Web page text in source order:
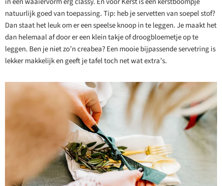
natuurlijk goed van toepassing. Tip: heb je servetten van soepel stof?
Dan staat het leuk om er een speelse knoop in te leggen. Je maakt het
dan helemaal af door er een klein takje of droogbloemetje op te
leggen. Ben je niet zo’n creabea? Een mooie bijpassende servetring is
lekker makkelijk en geeft je tafel toch net wat extra’s.